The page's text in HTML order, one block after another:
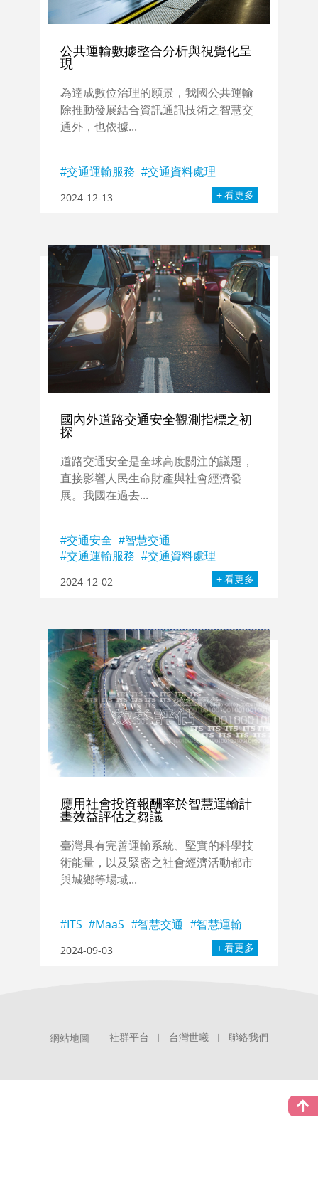
公共運輸數據整合分析與視覺化呈
現
為達成數位治理的願景，我國公共運輸
除推動發展結合資訊通訊技術之智慧交
通外，也依據...
交通運輸服務 交通資料處理
2024-12-13 看更多
國內外道路交通安全觀測指標之初
探
道路交通安全是全球高度關注的議題，
直接影響人民生命財產與社會經濟發
展。我國在過去...
交通安全
智慧交通
交通運輸服務
交通資料處理
2024-12-02 看更多
應用社會投資報酬率於智慧運輸計
畫效益評估之芻議
臺灣具有完善運輸系統、堅實的科學技
術能量，以及緊密之社會經濟活動都市
與城鄉等場域...
ITS MaaS 智慧交通 智慧運輸
2024-09-03 看更多
網站地圖 社群平台 台灣世曦 聯絡我們